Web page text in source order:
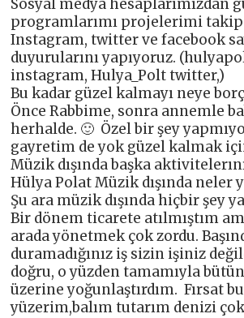
Sosyal medya hesaplarımızdan
programlarımı projelerimi
Instagram, twitter ve facebook
duyurularını yapıyoruz.
instagram, Hulya_Polt twitter,)
Bu kadar güzel kalmayı neye
Önce Rabbime, sonra annemle
herhalde. 🙂 Özel bir şey
gayretim de yok güzel kalmak
Müzik dışında başka
Hülya Polat Müzik dışında neler
Şu ara müzik dışında hiçbir şey
Bir dönem ticarete atılmıştım
arada yönetmek çok zordu.
duramadığınız iş sizin işiniz
doğru, o yüzden tamamıyla
üzerine yoğunlaştırdım. Fırsat
yüzerim,balım tutarım denizi